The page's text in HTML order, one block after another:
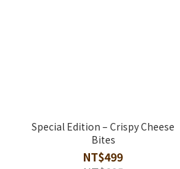
Special Edition – Crispy Cheese
Bites
NT$499